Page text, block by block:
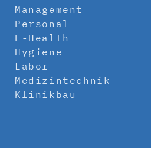
Management
Personal
E-Health
Hygiene
Labor
Medizintechnik
Klinikbau